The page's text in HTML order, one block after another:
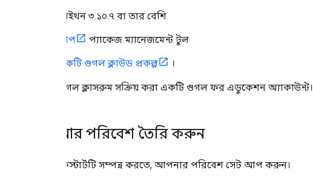
পাইথন ৩.১০.৭ বা তার বেশি
পিপ প্যাকেজ ম্যানেজমেন্ট টুল
একটি গুগল ক্লাউড প্রকল্প ।
গুগল ক্লাসরুম সক্রিয় করা একটি গুগল ফর এডুকেশন অ্যাকাউন্ট।
আপনার পরিবেশ তৈরি করুন
এই কুইকস্টার্টটি সম্পন্ন করতে, আপনার পরিবেশ সেট আপ করুন।